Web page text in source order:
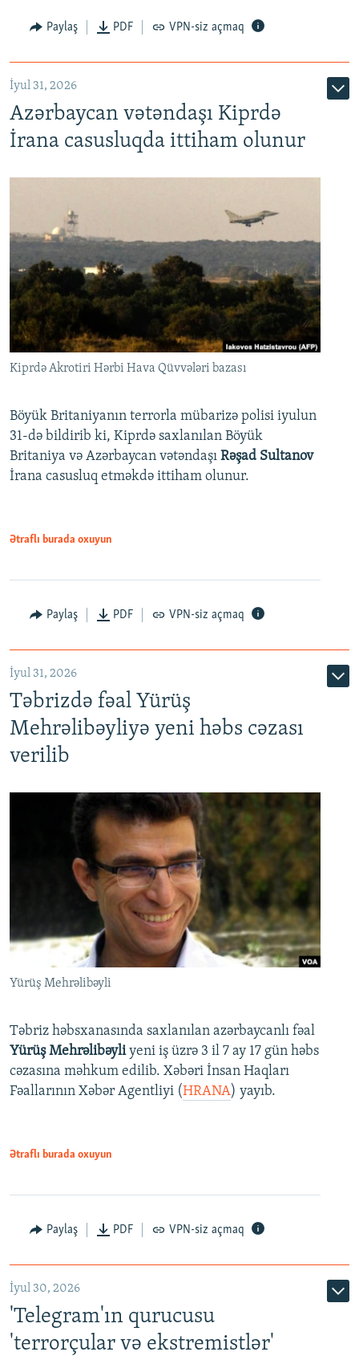
Paylaş PDF VPN-siz açmaq
İyul 31, 2026
Azərbaycan vətəndaşı Kiprdə
İrana casusluqda ittiham olunur
Kiprdə Akrotiri Hərbi Hava Qüvvələri bazası
Böyük Britaniyanın terrorla mübarizə polisi iyulun
31-də bildirib ki, Kiprdə saxlanılan Böyük
Britaniya və Azərbaycan vətəndaşı Rəşad Sultanov
İrana casusluq etməkdə ittiham olunur.
Ətraflı burada oxuyun
Paylaş PDF VPN-siz açmaq
İyul 31, 2026
Təbrizdə fəal Yürüş
Mehrəlibəyliyə yeni həbs cəzası
verilib
Yürüş Mehrəlibəyli
Təbriz həbsxanasında saxlanılan azərbaycanlı fəal
Yürüş Mehrəlibəyliyeni iş üzrə 3 il 7 ay 17 gün həbs
cəzasına məhkum edilib. Xəbəri İnsan Haqları
Fəallarının Xəbər Agentliyi (HRANA) yayıb.
Ətraflı burada oxuyun
Paylaş PDF VPN-siz açmaq
İyul 30, 2026
'Telegram'ın qurucusu
'terrorçular və ekstremistlər'